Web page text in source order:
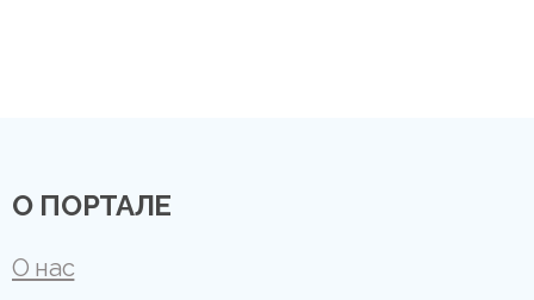
О ПОРТАЛЕ
О нас